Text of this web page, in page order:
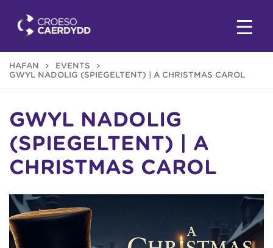
HAFAN
EVENTS
GŴYL NADOLIG (SPIEGELTENT) | A CHRISTMAS CAROL
GŴYL NADOLIG
(SPIEGELTENT) | A
CHRISTMAS CAROL